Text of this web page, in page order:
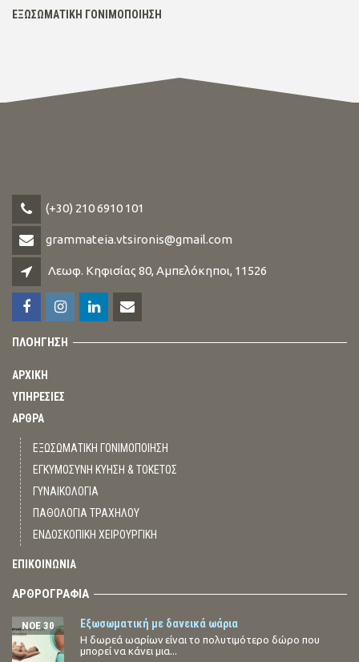
ΕΞΩΣΩΜΑΤΙΚΉ ΓΟΝΙΜΟΠΟΊΗΣΗ
(+30) 210 6910 101
grammateia.vtsironis@gmail.com
Λεωφ. Κηφισίας 80, Αμπελόκηποι, 11526
ΠΛΟΗΓΗΣΗ
ΑΡΧΙΚΗ
ΥΠΗΡΕΣΙΕΣ
ΑΡΘΡΑ
ΕΞΩΣΩΜΑΤΙΚΗ ΓΟΝΙΜΟΠΟΙΗΣΗ
ΕΓΚΥΜΟΣΥΝΗ ΚΥΗΣΗ & ΤΟΚΕΤΟΣ
ΓΥΝΑΙΚΟΛΟΓΙΑ
ΠΑΘΟΛΟΓΙΑ ΤΡΑΧΗΛΟΥ
ΕΝΔΟΣΚΟΠΙΚΗ ΧΕΙΡΟΥΡΓΙΚΗ
ΕΠΙΚΟΙΝΩΝΙΑ
ΑΡΘΡΟΓΡΑΦΙΑ
Εξωσωματική με δανεικά ωάρια
ΝΟΈ 30
Η δωρεά ωαρίων είναι το πολυτιμότερο δώρο που
μπορεί να κάνει μια...